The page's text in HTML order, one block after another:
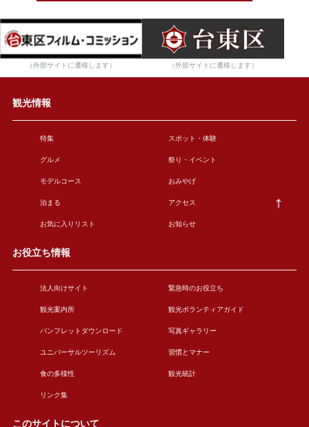
（外部サイトに遷移します） （外部サイトに遷移します）
観光情報
特集 スポット・体験
グルメ 祭り・イベント
モデルコース おみやげ
泊まる アクセス
お気に入りリスト お知らせ
お役立ち情報
法人向けサイト 緊急時のお役立ち
観光案内所 観光ボランティアガイド
パンフレットダウンロード 写真ギャラリー
ユニバーサルツーリズム 習慣とマナー
食の多様性 観光統計
リンク集
このサイトについて